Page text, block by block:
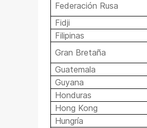
Federación Rusa
Fidji
Filipinas
Gran Bretaña
Guatemala
Guyana
Honduras
Hong Kong
Hungría